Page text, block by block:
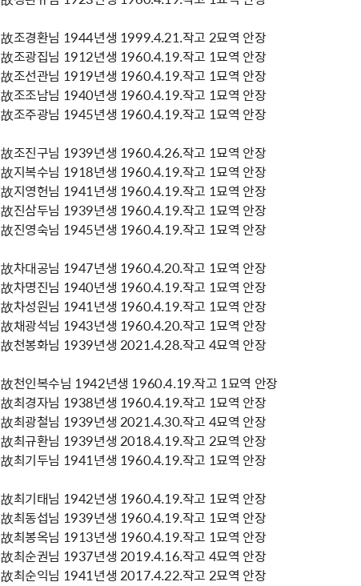
故조경환님 1944년생 1999.4.21.작고 2묘역 안장
故조광집님 1912년생 1960.4.19.작고 1묘역 안장
故조선관님 1919년생 1960.4.19.작고 1묘역 안장
故조조남님 1940년생 1960.4.19.작고 1묘역 안장
故조주광님 1945년생 1960.4.19.작고 1묘역 안장
故조진구님 1939년생 1960.4.26.작고 1묘역 안장
故지복수님 1918년생 1960.4.19.작고 1묘역 안장
故지영헌님 1941년생 1960.4.19.작고 1묘역 안장
故진삼두님 1939년생 1960.4.19.작고 1묘역 안장
故진영숙님 1945년생 1960.4.19.작고 1묘역 안장
故차대공님 1947년생 1960.4.20.작고 1묘역 안장
故차명진님 1940년생 1960.4.19.작고 1묘역 안장
故차성원님 1941년생 1960.4.19.작고 1묘역 안장
故채광석님 1943년생 1960.4.20.작고 1묘역 안장
故천봉화님 1939년생 2021.4.28.작고 4묘역 안장
故천인복수님 1942년생 1960.4.19.작고 1묘역 안장
故최경자님 1938년생 1960.4.19.작고 1묘역 안장
故최광철님 1939년생 2021.4.30.작고 4묘역 안장
故최규환님 1939년생 2018.4.19.작고 2묘역 안장
故최기두님 1941년생 1960.4.19.작고 1묘역 안장
故최기태님 1942년생 1960.4.19.작고 1묘역 안장
故최동섭님 1939년생 1960.4.19.작고 1묘역 안장
故최봉옥님 1913년생 1960.4.19.작고 1묘역 안장
故최순권님 1937년생 2019.4.16.작고 4묘역 안장
故최순익님 1941년생 2017.4.22.작고 2묘역 안장